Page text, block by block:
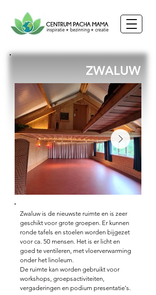
ZWALUW
Zwaluw is de nieuwste ruimte en is zeer
geschikt voor grote groepen. Er kunnen
ronde tafels en stoelen worden bijgezet
voor ca. 50 mensen. Het is er licht en
goed te ventileren, met vloerverwarming
onder het linoleum.
De ruimte kan worden gebruikt voor
workshops, groepsactiviteiten,
vergaderingen en podium presentatie's.